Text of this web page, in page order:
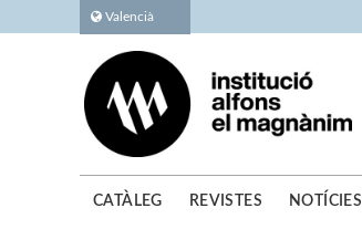
Valencià
CATÀLEG REVISTES NOTÍCIES